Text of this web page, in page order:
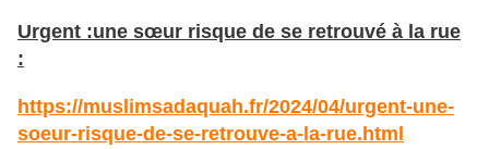
Urgent :une sœur risque de se retrouvé à la rue
:
https://muslimsadaquah.fr/2024/04/urgent-une-
soeur-risque-de-se-retrouve-a-la-rue.html